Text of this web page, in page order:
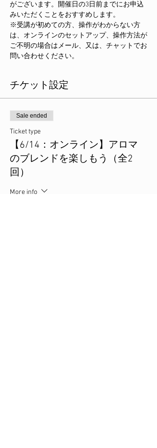
がございます。開催日の3日前までにお申込
みいただくことをおすすめします。
※受講が初めての方、操作がわからない方
は、オンラインのセットアップ、操作方法が
ご不明の場合はメール、又は、チャットでお
問い合わせください。
チケット設定
Sale ended
Ticket type
【6/14：オンライン】アロマ
のブレンドを楽しもう（全2
回）
More info